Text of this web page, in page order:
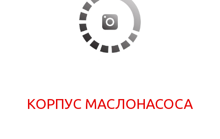
КОРПУС МАСЛОНАСОСА